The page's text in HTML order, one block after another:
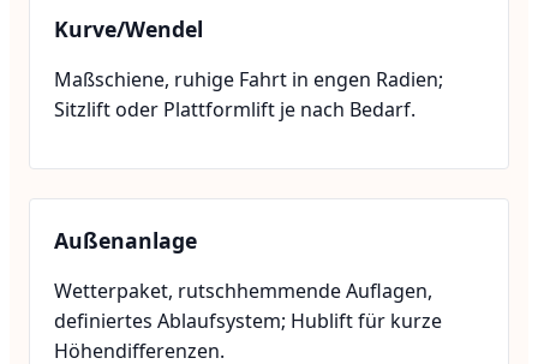
Kurve/Wendel
Maßschiene, ruhige Fahrt in engen Radien;
Sitzlift oder Plattformlift je nach Bedarf.
Außenanlage
Wetterpaket, rutschhemmende Auflagen,
definiertes Ablaufsystem; Hublift für kurze
Höhendifferenzen.